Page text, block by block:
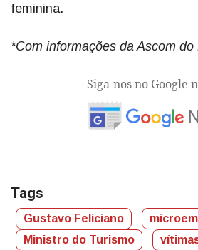
feminina.
*Com informações da Ascom do
Siga-nos no Google
Tags
Gustavo Feliciano
Ministro do Turismo